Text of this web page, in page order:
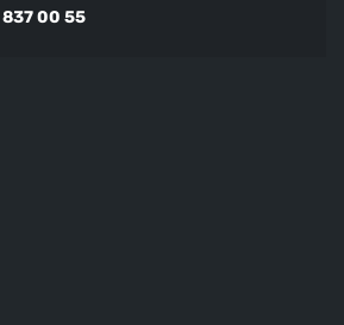
00 55